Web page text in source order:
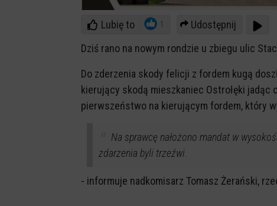
Lubię to 1
Udostępnij
Dziś rano na nowym rondzie u zbiegu ulic
Do zderzenia skody felicji z fordem kugą
kierujący skodą mieszkaniec Ostrołęki jadąc
pierwszeństwo na kierującym fordem, który
Na sprawcę nałożono mandat w
zdarzenia byli trzeźwi.
- informuje nadkomisarz Tomasz Żerański,